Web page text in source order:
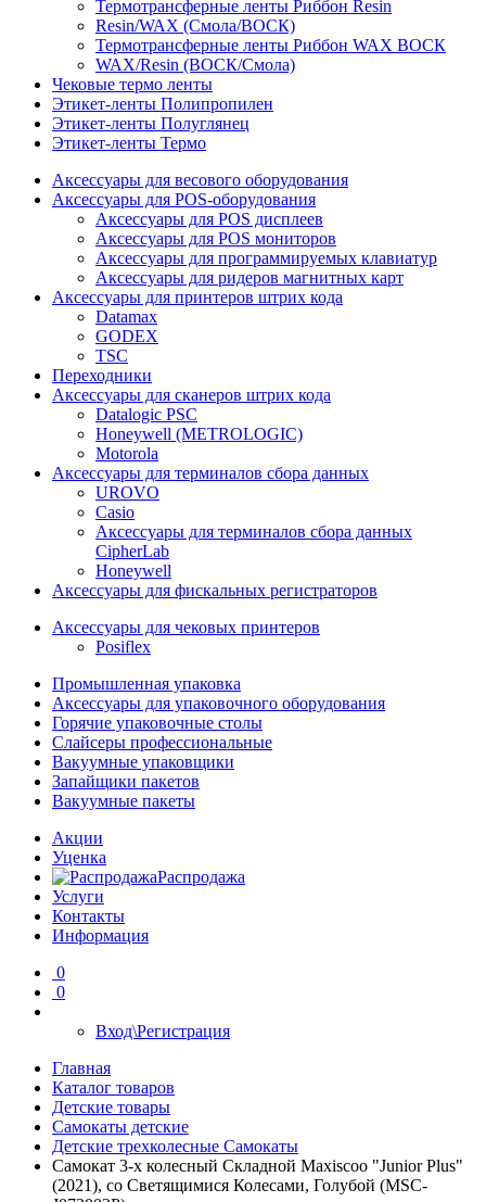
Термотрансферные ленты Риббон Resin
Resin/WAX (Смола/ВОСК)
Термотрансферные ленты Риббон WAX ВОСК
WAX/Resin (ВОСК/Смола)
Чековые термо ленты
Этикет-ленты Полипропилен
Этикет-ленты Полуглянец
Этикет-ленты Термо
Аксессуары для весового оборудования
Аксессуары для POS-оборудования
Аксессуары для POS дисплеев
Аксессуары для POS мониторов
Аксессуары для программируемых клавиатур
Аксессуары для ридеров магнитных карт
Аксессуары для принтеров штрих кода
Datamax
GODEX
TSC
Переходники
Аксессуары для сканеров штрих кода
Datalogic PSC
Honeywell (METROLOGIC)
Motorola
Аксессуары для терминалов сбора данных
UROVO
Casio
Аксессуары для терминалов сбора данных
CipherLab
Honeywell
Аксессуары для фискальных регистраторов
Аксессуары для чековых принтеров
Posiflex
Промышленная упаковка
Аксессуары для упаковочного оборудования
Горячие упаковочные столы
Слайсеры профессиональные
Вакуумные упаковщики
Запайщики пакетов
Вакуумные пакеты
Акции
Уценка
Распродажа
Услуги
Контакты
Информация
0
0
Вход\Регистрация
Главная
Каталог товаров
Детские товары
Самокаты детские
Детские трехколесные Самокаты
Самокат 3-х колесный Складной Maxiscoo "Junior Plus"
(2021), со Светящимися Колесами, Голубой (MSC-